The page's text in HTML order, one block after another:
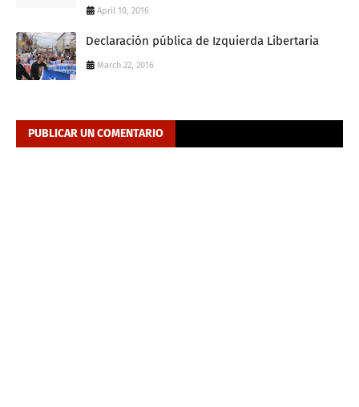
April 10, 2016
Declaración pública de Izquierda Libertaria
March 22, 2016
PUBLICAR UN COMENTARIO